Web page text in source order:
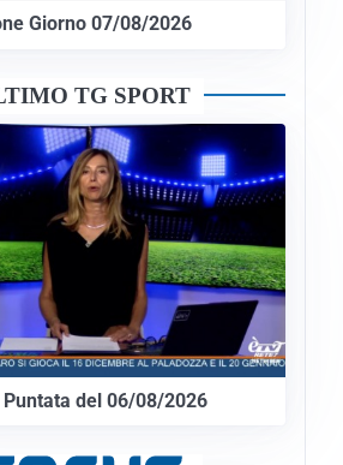
Giorno 07/08/2026
TG SPORT
del 06/08/2026